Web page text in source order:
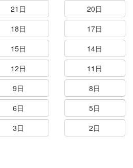
21日
20日
18日
17日
15日
14日
12日
11日
9日
8日
6日
5日
3日
2日